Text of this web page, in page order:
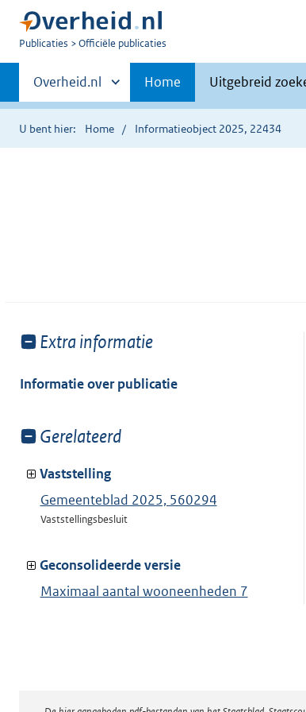
U
Publicaties Officiële publicaties
Primaire
navigatie
Andere
sites
binnen
Overheid.nl Home Uitgebreid
U bent hier: Home Informatieobject 2025, 22434
Toon
van:
Extra informatie
Informatie over publicatie
Toon
van:
Gerelateerd
Vaststelling
Gemeenteblad 2025, 560294
Vaststellingsbesluit
Geconsolideerde versie
Maximaal aantal wooneenheden 7